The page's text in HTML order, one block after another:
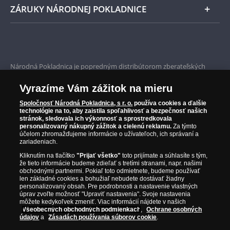
mince sveta”.
ZÁRUKY NÁRODNEJ POKLADNICE
Iba originálne produkty
Národná Pokladnica je popredným distribútorom zberateľských
od roku 2010.
Národná Pokladnica je oficiálnym distribútorom numizmatických
emisií z viac ako 50 krajín, vrátane známych mincovní a emitentov
ako je Britská kráľovská mincovňa, Kráľovská kanadská mincovňa,
Parížska mincovňa, Nórska mincovňa, Fínska mincovňa alebo
Austrálska mincovňa Perth. Spoločnosť svojim zákazníkom a
zberateľom garantuje, že všetky produkty sú v originálnej a v
autentickosti.
Vyrazíme Vám zážitok na mieru
Spoločnosť Národná Pokladnica, s r. o. používa cookies a ďalšie
technológie na to, aby zaistila spoľahlivosť a bezpečnosť našich
stránok, sledovala ich výkonnosť a sprostredkovala
personalizovaný nákupný zážitok a cielenú reklamu. Za týmto
účelom zhromažďujeme informácie o užívateľoch, ich správaní a
zariadeniach.
Kliknutím na tlačítko"Prijať všetko" toto prijímate a súhlasíte s tým,
že tieto informácie budeme zdieľať s tretími stranami, napr. našimi
obchodnými partnermi. Pokiaľ toto odmietnete, budeme používať
len základné cookies a bohužiaľ nebudete dostávať žiadny
personalizovaný obsah. Pre podrobnosti a nastavenie vlastných
úprav zvoľte možnosť "Upraviť nastavenia". Svoje nastavenia
môžete kedykoľvek zmeniť. Viac informácií nájdete v našich
Všeobecných obchodných podmienkach ,
Ochrane osobných
údajov a Zásadách používania súborov cookie.